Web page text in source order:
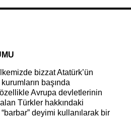
2:33:55
bizzat Atatürk’ün
başında
Avrupa devletlerinin
Türkler hakkındaki
deyimi kullanılarak bir